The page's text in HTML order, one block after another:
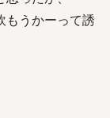
もうかーって誘